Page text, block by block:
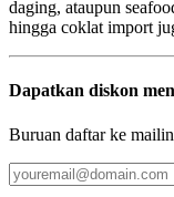
daging, ataupun
hingga coklat import
Dapatkan diskon
Buruan daftar ke